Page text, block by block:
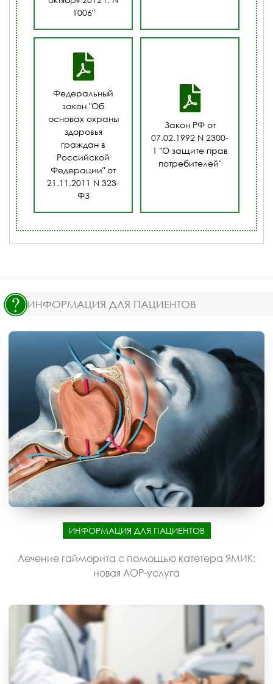
1006"
Федеральный
закон "Об
основах охраны
здоровья
граждан в
Российской
Федерации" от
21.11.2011 N 323-
ФЗ
Закон РФ от
07.02.1992 N 2300-
1 "О защите прав
потребителей"
ИНФОРМАЦИЯ ДЛЯ ПАЦИЕНТОВ
ИНФОРМАЦИЯ ДЛЯ ПАЦИЕНТОВ
Лечение гайморита с помощью катетера ЯМИК:
новая ЛОР-услуга